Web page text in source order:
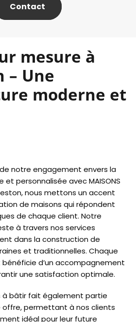
Contact
mesure à
– Une
moderne et
notre engagement envers la
personnalisée avec MAISONS
nous mettons un accent
de maisons qui répondent
de chaque client. Notre
à travers nos services
dans la construction de
et traditionnelles. Chaque
d’un accompagnement
une satisfaction optimale.
à bâtir fait également partie
permettant à nos clients
idéal pour leur future